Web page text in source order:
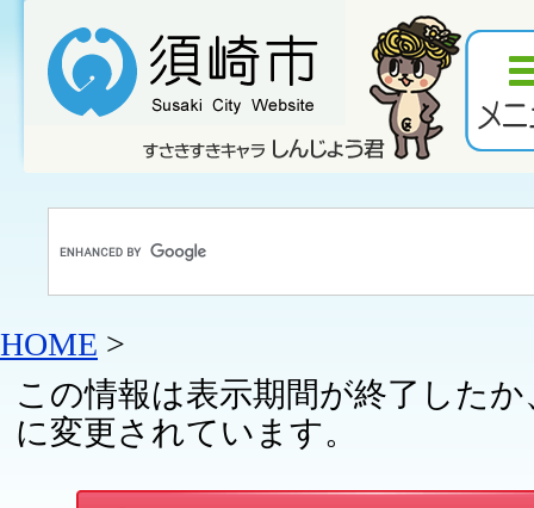
HOME >
この情報は表示期間が終了した
に変更されています。